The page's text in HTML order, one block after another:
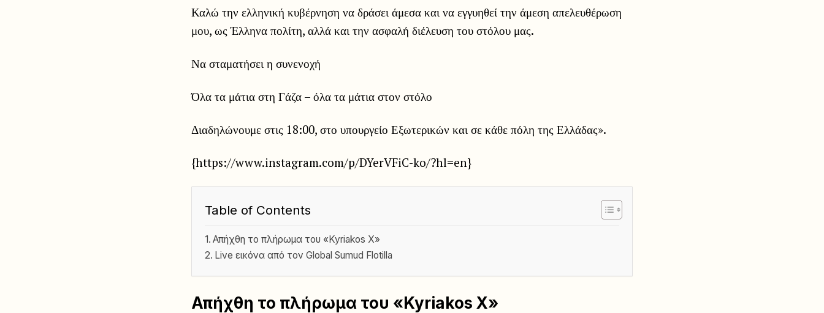
Καλώ την ελληνική κυβέρνηση να δράσει άμεσα και να εγγυηθεί την άμεση απελευθέρωση
μου, ως Έλληνα πολίτη, αλλά και την ασφαλή διέλευση του στόλου μας.
Να σταματήσει η συνενοχή
Όλα τα μάτια στη Γάζα – όλα τα μάτια στον στόλο
Διαδηλώνουμε στις 18:00, στο υπουργείο Εξωτερικών και σε κάθε πόλη της Ελλάδας».
{https://www.instagram.com/p/DYerVFiC-ko/?hl=en}
Table of Contents
Απήχθη το πλήρωμα του «Kyriakos X»
Live εικόνα από τον Global Sumud Flotilla
Απήχθη το πλήρωμα του «Kyriakos X»